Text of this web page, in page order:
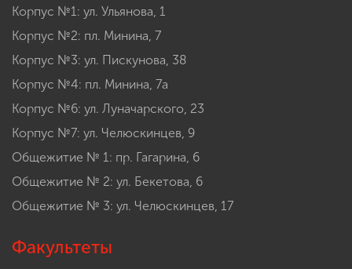
Корпус №1: ул. Ульянова, 1
Корпус №2: пл. Минина, 7
Корпус №3: ул. Пискунова, 38
Корпус №4: пл. Минина, 7а
Корпус №6: ул. Луначарского, 23
Корпус №7: ул. Челюскинцев, 9
Общежитие № 1: пр. Гагарина, 6
Общежитие № 2: ул. Бекетова, 6
Общежитие № 3: ул. Челюскинцев, 17
Факультеты